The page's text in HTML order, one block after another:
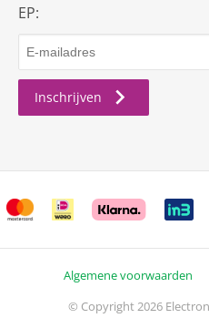
EP:
Inschrijven
Algemene voorwaarden
© Copyright 2026